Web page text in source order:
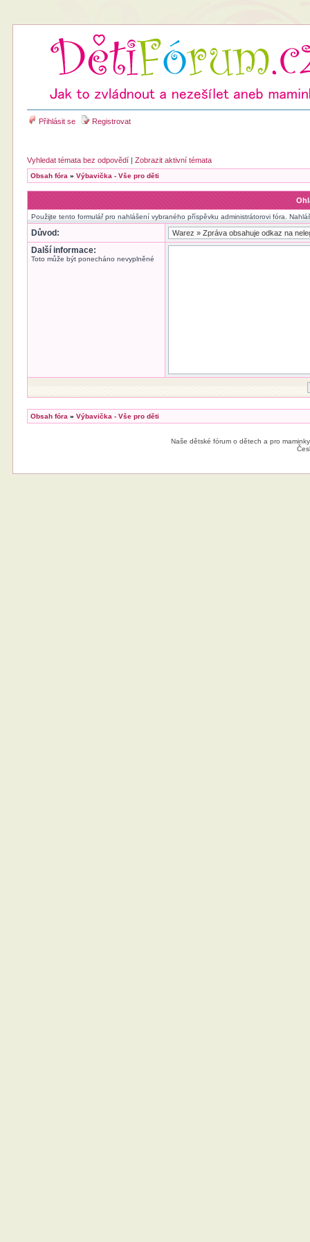
Přihlásit se Registrovat
Vyhledat témata bez odpovědí |Zobrazit aktivní témata
Obsah fóra »Výbavička - Vše pro děti
Použijte tento formulář pro nahlášení vybraného příspěvku administrátorovi fóra.
Důvod:
Další informace:
Toto může být ponecháno nevyplněné
Obsah fóra »Výbavička - Vše pro děti
Naše dětské fórum o dětech a pro